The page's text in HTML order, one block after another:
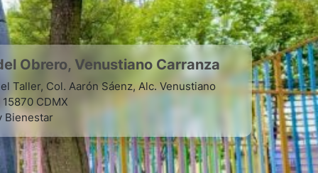
Obrero, Venustiano Carranza
Taller, Col. Aarón Sáenz, Alc. Venustiano
CDMX
Bienestar